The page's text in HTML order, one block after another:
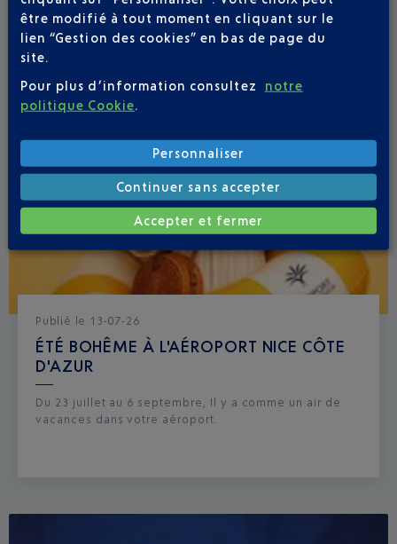
Publié le 13-07-26
ÉTÉ BOHÊME À L'AÉROPORT NICE CÔTE
D'AZUR
Du 23 juillet au 6 septembre, Il y a comme un air de
vacances dans votre aéroport.
être modifié à tout moment en cliquant sur le
lien “Gestion des cookies” en bas de page du
site.
Pour plus d’information consultez
notre
politique Cookie
Personnaliser
Continuer sans accepter
Accepter et fermer